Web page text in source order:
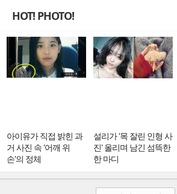
HOT! PHOTO!
아이유가 직접 밝힌 과
거 사진 속 '어깨 위
손'의 정체
설리가 '목 잘린 인형 사
진' 올리며 남긴 섬뜩한
한 마디